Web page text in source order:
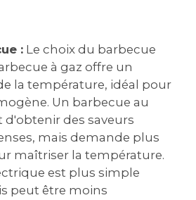
: Le choix du barbecue
à gaz offre un
la température, idéal pour
Un barbecue au
des saveurs
mais demande plus
maîtriser la température.
est plus simple
peut être moins